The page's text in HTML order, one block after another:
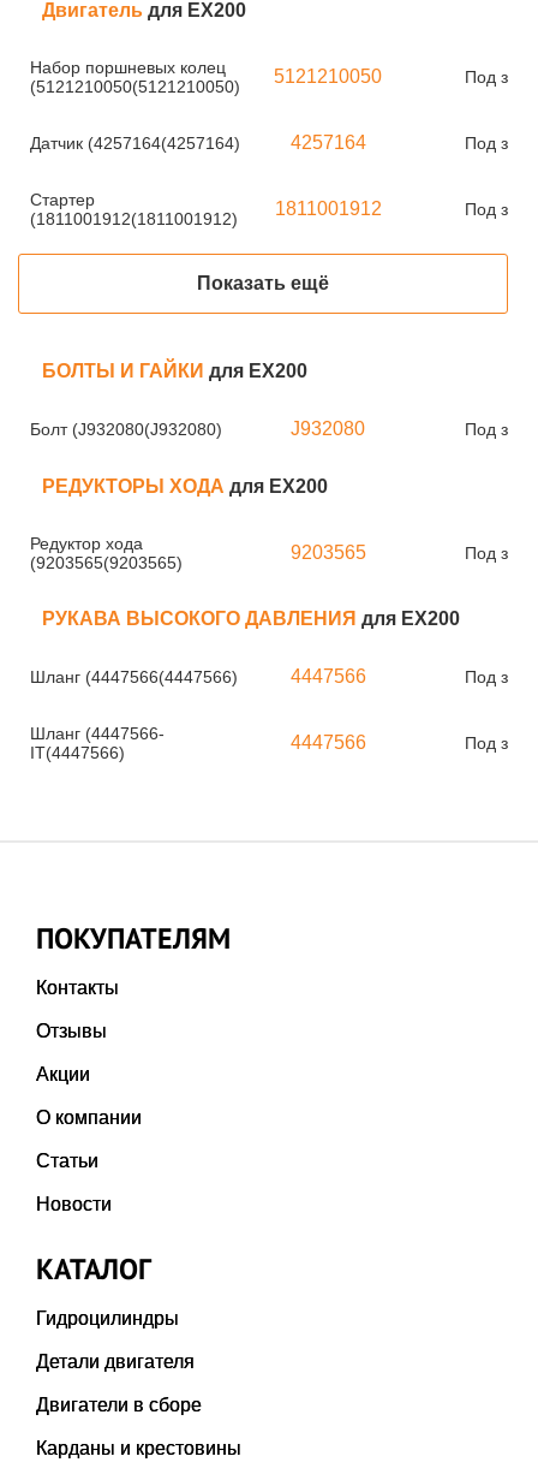
Двигатель для EX200
Набор поршневых колец
(5121210050(5121210050)
5121210050 Под
Датчик (4257164(4257164) 4257164 Под
Стартер
(1811001912(1811001912)
1811001912 Под
Показать ещё
БОЛТЫ И ГАЙКИ для EX200
Болт (J932080(J932080) J932080 Под
РЕДУКТОРЫ ХОДА для EX200
Редуктор хода
(9203565(9203565)
9203565 Под
РУКАВА ВЫСОКОГО ДАВЛЕНИЯ для EX200
Шланг (4447566(4447566) 4447566 Под
Шланг (4447566-
IT(4447566)
4447566 Под
ПОКУПАТЕЛЯМ
Контакты
Отзывы
Акции
О компании
Статьи
Новости
КАТАЛОГ
Гидроцилиндры
Детали двигателя
Двигатели в сборе
Карданы и крестовины